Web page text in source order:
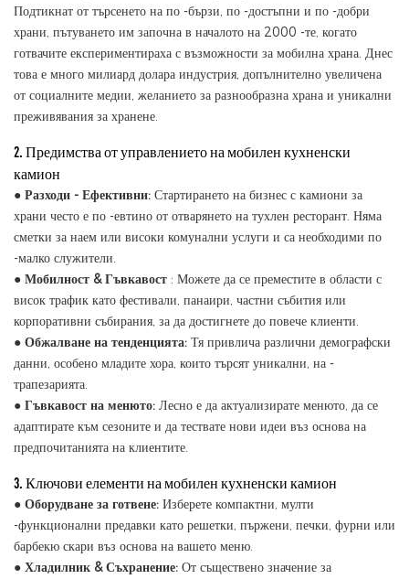
Подтикнат от търсенето на по -бързи, по -достъпни и по -добри
храни, пътуването им започна в началото на 2000 -те, когато
готвачите експериментираха с възможности за мобилна храна. Днес
това е много милиард долара индустрия, допълнително увеличена
от социалните медии, желанието за разнообразна храна и уникални
преживявания за хранене.
2. Предимства от управлението на мобилен кухненски
камион
● Разходи - Ефективни: Стартирането на бизнес с камиони за
храни често е по -евтино от отварянето на тухлен ресторант. Няма
сметки за наем или високи комунални услуги и са необходими по
-малко служители.
● Мобилност & Гъвкавост : Можете да се преместите в области с
висок трафик като фестивали, панаири, частни събития или
корпоративни събирания, за да достигнете до повече клиенти.
● Обжалване на тенденцията: Тя привлича различни демографски
данни, особено младите хора, които търсят уникални, на -
трапезарията.
● Гъвкавост на менюто: Лесно е да актуализирате менюто, да се
адаптирате към сезоните и да тествате нови идеи въз основа на
предпочитанията на клиентите.
3. Ключови елементи на мобилен кухненски камион
● Оборудване за готвене: Изберете компактни, мулти
-функционални предавки като решетки, пържени, печки, фурни или
барбекю скари въз основа на вашето меню.
● Хладилник & Съхранение: От съществено значение за